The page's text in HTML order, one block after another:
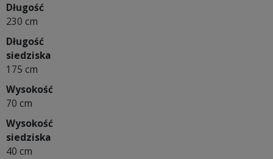
Długość
230 cm
Długość
siedziska
175 cm
Wysokość
70 cm
Wysokość
siedziska
40 cm